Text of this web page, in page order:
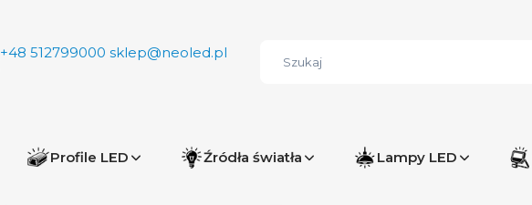
+48 512799000 sklep@neoled.pl
Profile LED Źródła światła Lampy LED